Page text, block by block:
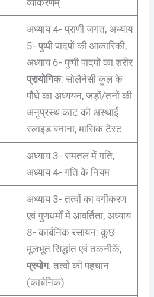
व्याकरणम्
अध्याय 4- प्राणी जगत, अध्याय
5- पुष्पी पादपों की आकारिकी,
अध्याय 6- पुष्पी पादपों का शरीर
प्रायोगिक: सोलैनेसी कुल के
पौधे का अध्ययन, जड़ों/तनों की
अनुप्रस्थ काट की अस्थाई
स्लाइड बनाना, मासिक टेस्ट
अध्याय 3- समतल में गति,
अध्याय 4- गति के नियम
अध्याय 3- तत्वों का वर्गीकरण
एवं गुणधर्मों में आवर्तिता, अध्याय
8- कार्बनिक रसायन: कुछ
मूलभूत सिद्धांत एवं तकनीकें,
प्रयोग: तत्वों की पहचान
(कार्बनिक)